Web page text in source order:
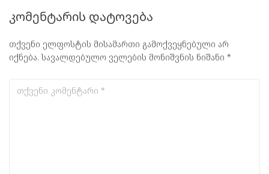
კომენტარის დატოვება
თქვენი ელფოსტის მისამართი გამოქვეყნებული არ
იქნება. სავალდებულო ველების მონიშვნის ნიშანი *